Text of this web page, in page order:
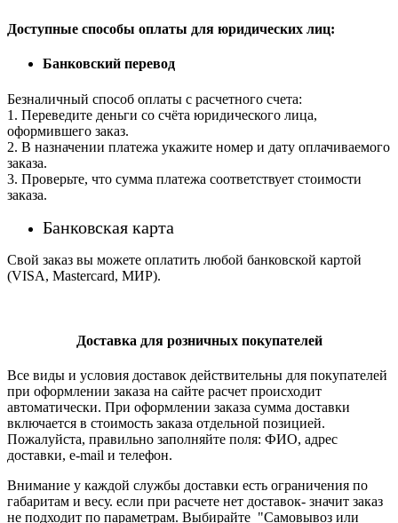
Доступные способы оплаты для юридических лиц:
Банковский перевод
Безналичный способ оплаты с расчетного счета:
1. Переведите деньги со счёта юридического лица,
оформившего заказ.
2. В назначении платежа укажите номер и дату оплачиваемого
заказа.
3. Проверьте, что сумма платежа соответствует стоимости
заказа.
Банковская карта
Свой заказ вы можете оплатить любой банковской картой
(VISA, Mastercard, МИР).
Доставка для розничных покупателей
Все виды и условия доставок действительны для покупателей
при оформлении заказа на сайте расчет происходит
автоматически. При оформлении заказа сумма доставки
включается в стоимость заказа отдельной позицией.
Пожалуйста, правильно заполняйте поля: ФИО, адрес
доставки, e-mail и телефон.
Внимание у каждой службы доставки есть ограничения по
габаритам и весу. если при расчете нет доставок- значит заказ
не подходит по параметрам. Выбирайте "Самовывоз или